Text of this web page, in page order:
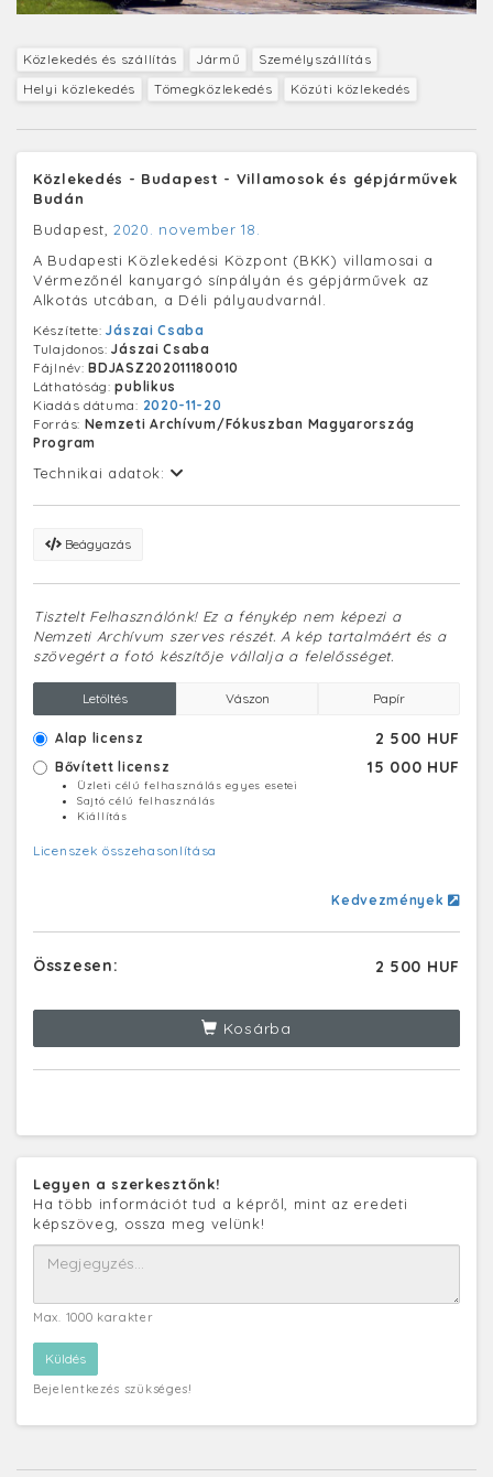
Közlekedés és szállítás Jármű
Személyszállítás
Helyi közlekedés
Tömegközlekedés Közúti közlekedés
Közlekedés - Budapest - Villamosok és gépjárművek
Budán
Budapest, 2020. november 18.
A Budapesti Közlekedési Központ (BKK) villamosai a
Vérmezőnél kanyargó sínpályán és gépjárművek az
Alkotás utcában, a Déli pályaudvarnál.
Készítette:Jászai Csaba
Tulajdonos:Jászai Csaba
Fájlnév:BDJASZ202011180010
Láthatóság:publikus
Kiadás dátuma: 2020-11-20
Forrás: Nemzeti Archívum/Fókuszban Magyarország
Program
Technikai adatok:
Beágyazás
Tisztelt Felhasználónk! Ez a fénykép nem képezi a
Nemzeti Archívum szerves részét. A kép tartalmáért és a
szövegért a fotó készítője vállalja a felelősséget.
Letöltés Vászon Papír
Alap licensz 2 500 HUF
Bővített licensz 15 000 HUF
Üzleti célú felhasználás egyes esetei
Sajtó célú felhasználás
Kiállítás
Licenszek összehasonlítása
Kedvezmények
Összesen: 2 500 HUF
Kosárba
Legyen a szerkesztőnk!
Ha több információt tud a képről, mint az eredeti
képszöveg, ossza meg velünk!
Max. 1000 karakter
Bejelentkezés szükséges!